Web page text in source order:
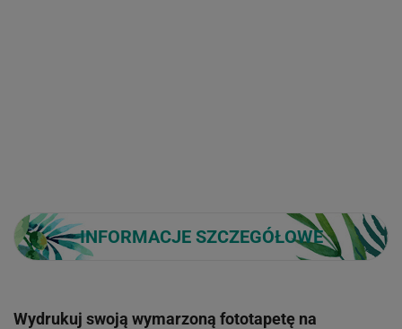
INFORMACJE SZCZEGÓŁOWE
Wydrukuj swoją wymarzoną fototapetę na